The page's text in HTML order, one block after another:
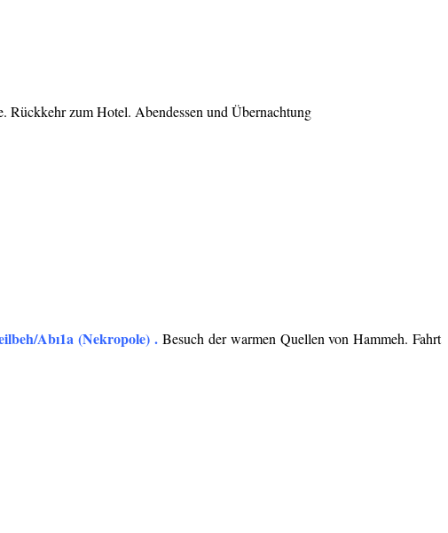
Rückkehr zum Hotel. Abendessen und Übernachtung
Abı1a (Nekropole) . Besuch der warmen Quellen von Hammeh. Fahrt